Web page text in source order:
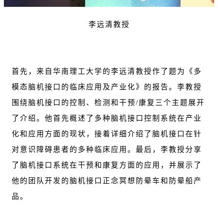
李远清教授
首先，来自华南理工大学的李远清教授作了题为《多
模态脑机接口的临床应用及产业化》的报告。李教授
围绕脑机接口的控制、检测和干预/康复三个主题展开
了介绍。他首先概述了多种脑机接口控制系统在产业
化和应用方面的现状，接着详细介绍了脑机接口在针
对意识障碍患者的多种临床应用。最后，李教授分享
了脑机接口系统在干预和康复方面的应用，并展示了
他的团队开发的脑机接口正念冥想防晕车和防晕船产
品。